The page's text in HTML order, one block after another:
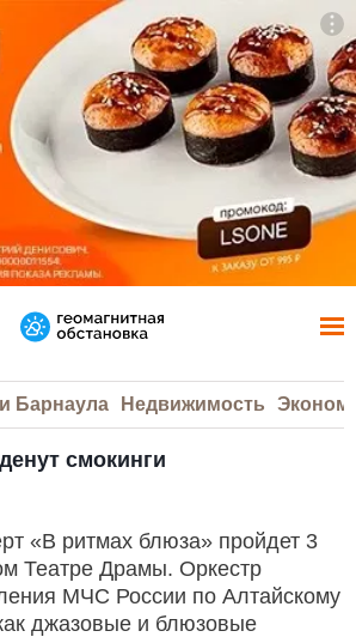
Барнаула Недвижимость
смокинги
«В ритмах блюза» пройдет 3
Театре Драмы. Оркестр
МЧС России по Алтайскому
джазовые и блюзовые